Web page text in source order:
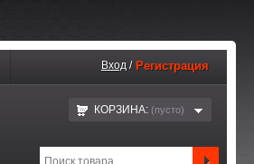
Вход / Регистрация
КОРЗИНА: (пустo)